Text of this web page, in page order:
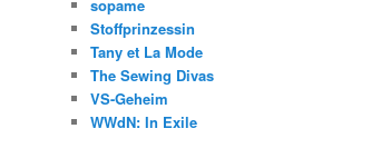
sopame
Stoffprinzessin
Tany et La Mode
The Sewing Divas
VS-Geheim
WWdN: In Exile